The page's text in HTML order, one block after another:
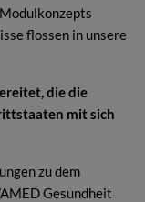
flossen in unsere
die die
mit sich
zu dem
Gesundheit